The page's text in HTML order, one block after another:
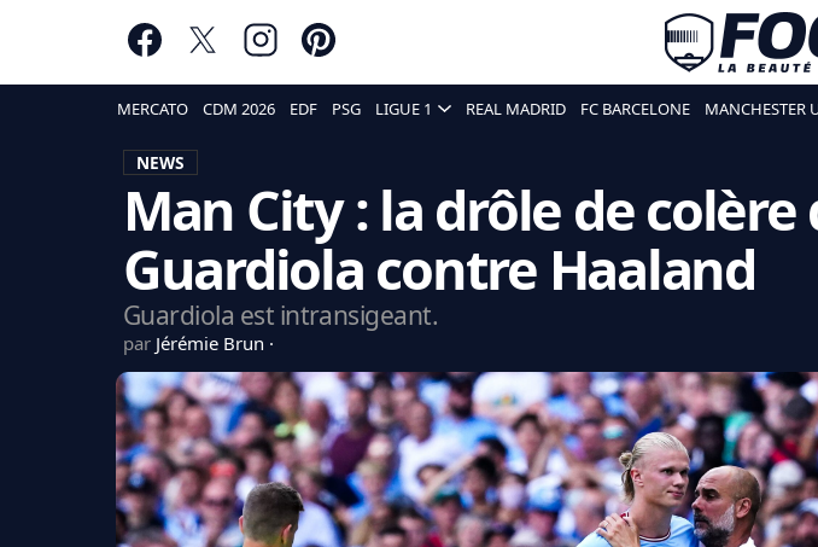
MERCATO CDM 2026 EDF PSG LIGUE 1 REAL MADRID FC BARCELONE MANCHESTER
NEWS
Man City : la drôle de colère
Guardiola contre Haaland
Guardiola est intransigeant.
par Jérémie Brun